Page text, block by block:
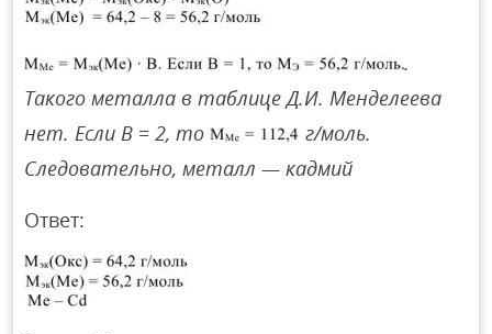
.
Такого металла в таблице Д.И. Менделеева
нет. Если В = 2, то
г/моль.
Следовательно, металл — кадмий
Ответ: